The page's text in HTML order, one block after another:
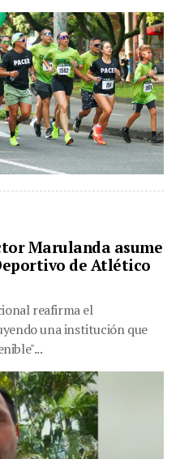
Marulanda asume
de Atlético
reafirma el
una institución que